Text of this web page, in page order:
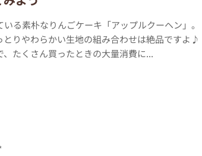
る素朴なりんごケーキ「アップルクーヘン」。
とりやわらかい生地の組み合わせは絶品ですよ♪
、たくさん買ったときの大量消費に...